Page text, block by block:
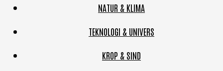
NATUR & KLIMA
TEKNOLOGI & UNIVERS
KROP & SIND